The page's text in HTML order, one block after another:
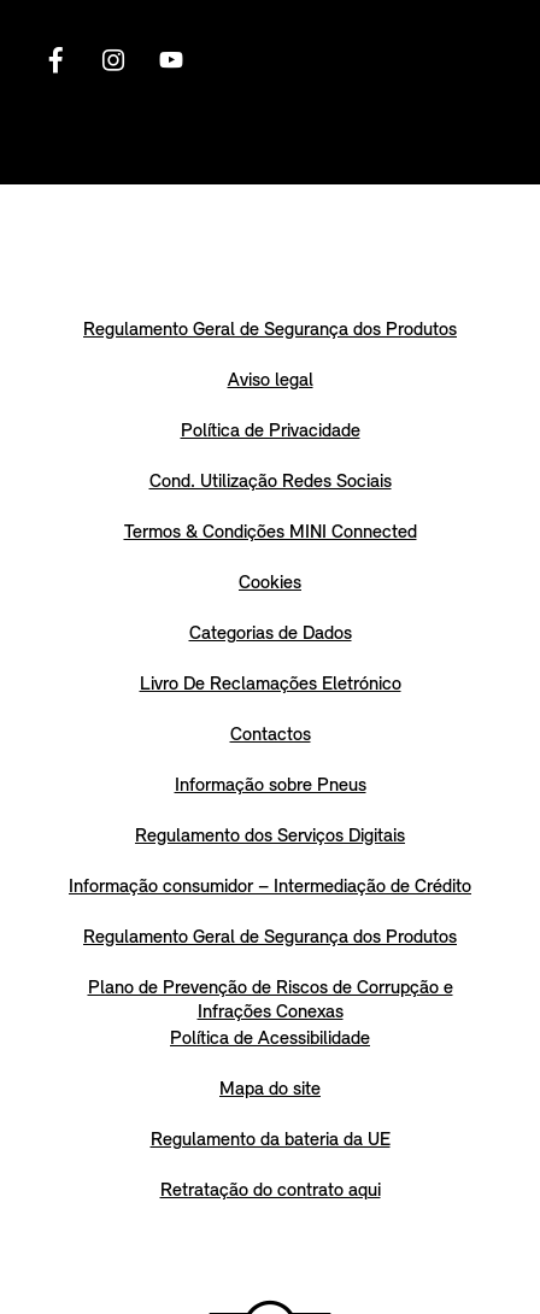
Regulamento Geral de Segurança dos Produtos
Aviso legal
Política de Privacidade
Cond. Utilização Redes Sociais
Termos & Condições MINI Connected
Cookies
Categorias de Dados
Livro De Reclamações Eletrónico
Contactos
Informação sobre Pneus
Regulamento dos Serviços Digitais
Informação consumidor – Intermediação de Crédito
Regulamento Geral de Segurança dos Produtos
Plano de Prevenção de Riscos de Corrupção e
Infrações Conexas
Política de Acessibilidade
Mapa do site
Regulamento da bateria da UE
Retratação do contrato aqui